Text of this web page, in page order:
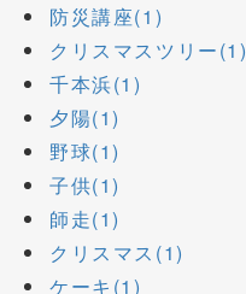
防災講座(1)
クリスマスツリー(1)
千本浜(1)
夕陽(1)
野球(1)
子供(1)
師走(1)
クリスマス(1)
ケーキ(1)